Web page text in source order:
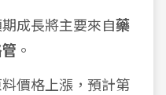
期成長將主要來自藥
。
料價格上漲，預計第